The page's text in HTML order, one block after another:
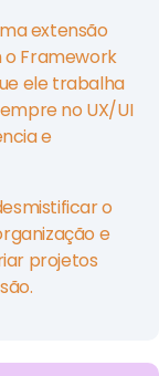
extensão
o Framework
ele trabalha
no UX/UI
e
o
e
projetos